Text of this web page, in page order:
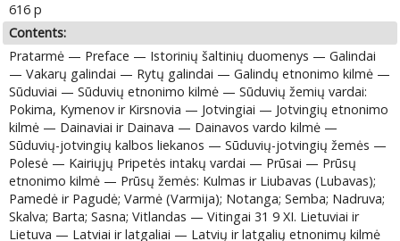
616 p
Contents:
Pratarmė — Preface — Istorinių šaltinių duomenys — Galindai
— Vakarų galindai — Rytų galindai — Galindų etnonimo kilmė —
Sūduviai — Sūduvių etnonimo kilmė — Sūduvių žemių vardai:
Pokima, Kymenov ir Kirsnovia — Jotvingiai — Jotvingių etnonimo
kilmė — Dainaviai ir Dainava — Dainavos vardo kilmė —
Sūduvių-jotvingių kalbos liekanos — Sūduvių-jotvingių žemės —
Polesė — Kairiųjų Pripetės intakų vardai — Prūsai — Prūsų
etnonimo kilmė — Prūsų žemės: Kulmas ir Liubavas (Lubavas);
Pamedė ir Pagudė; Varmė (Varmija); Notanga; Semba; Nadruva;
Skalva; Barta; Sasna; Vitlandas — Vitingai 31 9 XI. Lietuviai ir
Lietuva — Latviai ir latgaliai — Latvių ir latgalių etnonimų kilmė